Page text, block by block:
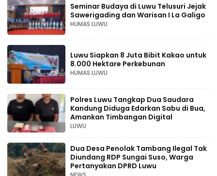
Seminar Budaya di Luwu Telusuri Jejak
Sawerigading dan Warisan I La Galigo
HUMAS LUWU
Luwu Siapkan 8 Juta Bibit Kakao untuk
8.000 Hektare Perkebunan
HUMAS LUWU
Polres Luwu Tangkap Dua Saudara
Kandung Diduga Edarkan Sabu di Bua,
Amankan Timbangan Digital
LUWU
Dua Desa Penolak Tambang Ilegal Tak
Diundang RDP Sungai Suso, Warga
Pertanyakan DPRD Luwu